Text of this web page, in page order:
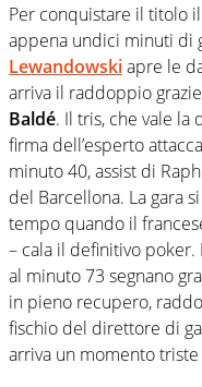
Per conquistare il titolo
appena undici minuti di
Lewandowskiapre le
arriva il raddoppio
Baldé. Il tris, che vale
firma dell’esperto
minuto 40, assist di
del Barcellona. La gara
tempo quando il
– cala il definitivo
al minuto 73 segnano
in pieno recupero,
fischio del direttore di
arriva un momento